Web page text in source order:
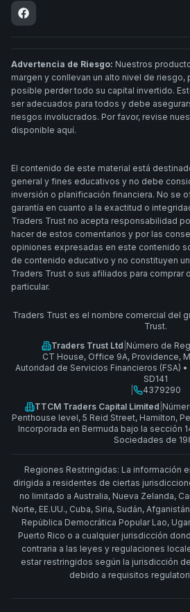
Advertencia de Riesgo: Nuestros
margen y conllevan un alto nivel de riesgo,
posible perder todo su capital invertido.
ser adecuados para todos y debe
riesgos involucrados. Por favor, revise
disponible aquí.
El contenido de este material está
general y fines educativos y no debe
inversión o planificación financiera. No se
garantía en cuanto a la exactitud o
Traders Trust no acepta responsabilidad
hacer de estos comentarios y por las
opiniones expresadas en este contenido
de contenido educativo y no constituyen
Traders Trust o sus afiliados para comprar
particular.
Traders Trust es el nombre comercial del
Trust.
Traders Trust Ltd Número de
CT House, Office 9A, Providence,
Autoridad de Servicios Financieros (FSA) •
SD141
4379290
TTCM Traders Capital Limited
Penthouse level, 5 Reid Street, Hamilton,
Incorporada en Bermuda bajo la sección
Sociedades de
Regiones Restringidas: La información
dirigida a residentes de ciertas
no limitado a Australia, Nueva Zelanda,
Norte, EE.UU., Cuba, Siria, Sudán,
República Democrática Popular Lao,
Puerto Rico o a cualquier jurisdicción
contraria a las leyes y regulaciones
estar restringidos según la jurisdicción
debido a requisitos